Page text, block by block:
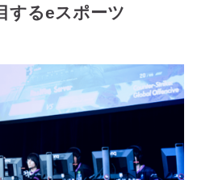
するeスポーツ